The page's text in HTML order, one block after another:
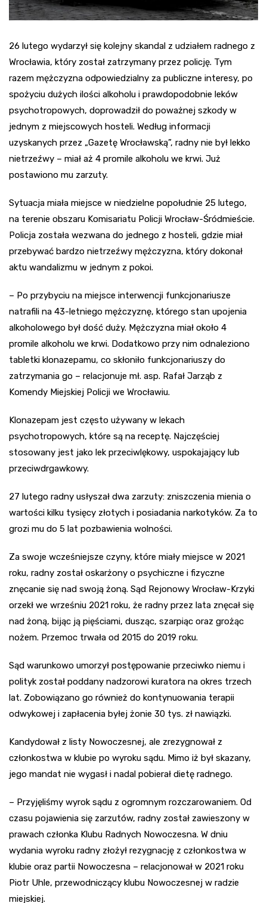
26 lutego wydarzył się kolejny skandal z udziałem radnego z
Wrocławia, który został zatrzymany przez policję. Tym
razem mężczyzna odpowiedzialny za publiczne interesy, po
spożyciu dużych ilości alkoholu i prawdopodobnie leków
psychotropowych, doprowadził do poważnej szkody w
jednym z miejscowych hosteli. Według informacji
uzyskanych przez „Gazetę Wrocławską”, radny nie był lekko
nietrzeźwy – miał aż 4 promile alkoholu we krwi. Już
postawiono mu zarzuty.
Sytuacja miała miejsce w niedzielne popołudnie 25 lutego,
na terenie obszaru Komisariatu Policji Wrocław-Śródmieście.
Policja została wezwana do jednego z hosteli, gdzie miał
przebywać bardzo nietrzeźwy mężczyzna, który dokonał
aktu wandalizmu w jednym z pokoi.
– Po przybyciu na miejsce interwencji funkcjonariusze
natrafili na 43-letniego mężczyznę, którego stan upojenia
alkoholowego był dość duży. Mężczyzna miał około 4
promile alkoholu we krwi. Dodatkowo przy nim odnaleziono
tabletki klonazepamu, co skłoniło funkcjonariuszy do
zatrzymania go – relacjonuje mł. asp. Rafał Jarząb z
Komendy Miejskiej Policji we Wrocławiu.
Klonazepam jest często używany w lekach
psychotropowych, które są na receptę. Najczęściej
stosowany jest jako lek przeciwlękowy, uspokajający lub
przeciwdrgawkowy.
27 lutego radny usłyszał dwa zarzuty: zniszczenia mienia o
wartości kilku tysięcy złotych i posiadania narkotyków. Za to
grozi mu do 5 lat pozbawienia wolności.
Za swoje wcześniejsze czyny, które miały miejsce w 2021
roku, radny został oskarżony o psychiczne i fizyczne
znęcanie się nad swoją żoną. Sąd Rejonowy Wrocław-Krzyki
orzekł we wrześniu 2021 roku, że radny przez lata znęcał się
nad żoną, bijąc ją pięściami, dusząc, szarpiąc oraz grożąc
nożem. Przemoc trwała od 2015 do 2019 roku.
Sąd warunkowo umorzył postępowanie przeciwko niemu i
polityk został poddany nadzorowi kuratora na okres trzech
lat. Zobowiązano go również do kontynuowania terapii
odwykowej i zapłacenia byłej żonie 30 tys. zł nawiązki.
Kandydował z listy Nowoczesnej, ale zrezygnował z
członkostwa w klubie po wyroku sądu. Mimo iż był skazany,
jego mandat nie wygasł i nadal pobierał dietę radnego.
– Przyjęliśmy wyrok sądu z ogromnym rozczarowaniem. Od
czasu pojawienia się zarzutów, radny został zawieszony w
prawach członka Klubu Radnych Nowoczesna. W dniu
wydania wyroku radny złożył rezygnację z członkostwa w
klubie oraz partii Nowoczesna – relacjonował w 2021 roku
Piotr Uhle, przewodniczący klubu Nowoczesnej w radzie
miejskiej.